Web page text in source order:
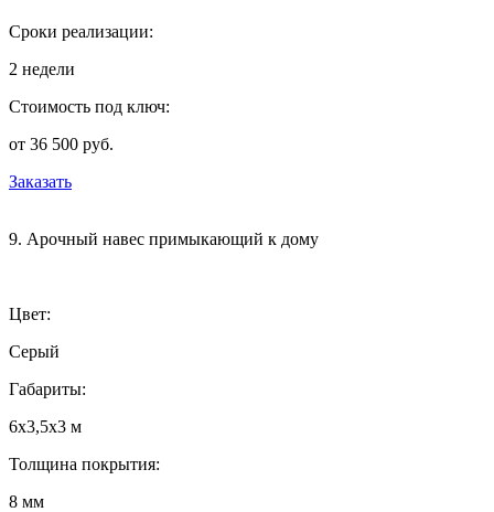
Сроки реализации:
2 недели
Стоимость под ключ:
от 36 500 руб.
Заказать
9. Арочный навес примыкающий к дому
Цвет:
Серый
Габариты:
6х3,5х3 м
Толщина покрытия:
8 мм